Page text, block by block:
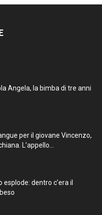
Angela, la bimba di tre anni
per il giovane Vincenzo,
L’appello...
dentro c’era il